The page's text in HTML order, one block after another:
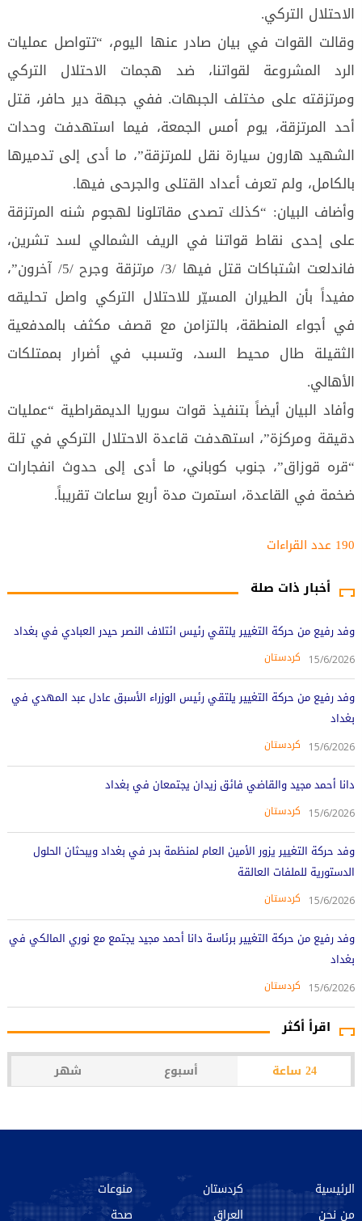
أخبار ذات صلة
وفد رفيع من حركة التغيير يلتقي رئيس ائتلاف النصر حيدر العبادي في بغداد
15/6/2026 کردستان
وفد رفيع من حركة التغيير يلتقي رئيس الوزراء الأسبق عادل عبد المهدي في
بغداد
15/6/2026 کردستان
دانا أحمد مجيد والقاضي فائق زيدان يجتمعان في بغداد
15/6/2026 کردستان
وفد حركة التغيير يزور الأمين العام لمنظمة بدر في بغداد ويبحثان الحلول
الدستورية للملفات العالقة
15/6/2026 کردستان
وفد رفيع من حركة التغيير برئاسة دانا أحمد مجيد يجتمع مع نوري المالكي في
بغداد
15/6/2026 کردستان
الاحتلال التركي.
وقالت القوات في بيان صادر عنها اليوم، “تتواصل عمليات
الرد المشروعة لقواتنا، ضد هجمات الاحتلال التركي
ومرتزقته على مختلف الجبهات. ففي جبهة دير حافر، قتل
أحد المرتزقة، يوم أمس الجمعة، فيما استهدفت وحدات
الشهيد هارون سيارة نقل للمرتزقة”، ما أدى إلى تدميرها
بالكامل، ولم تعرف أعداد القتلى والجرحى فيها.
وأضاف البيان: “كذلك تصدى مقاتلونا لهجوم شنه المرتزقة
على إحدى نقاط قواتنا في الريف الشمالي لسد تشرين،
فاندلعت اشتباكات قتل فيها /3/ مرتزقة وجرح /5/ آخرون”،
مفيداً بأن الطيران المسيّر للاحتلال التركي واصل تحليقه
في أجواء المنطقة، بالتزامن مع قصف مكثف بالمدفعية
الثقيلة طال محيط السد، وتسبب في أضرار بممتلكات
الأهالي.
وأفاد البيان أيضاً بتنفيذ قوات سوريا الديمقراطية “عمليات
دقيقة ومركزة”، استهدفت قاعدة الاحتلال التركي في تلة
“قره قوزاق”، جنوب كوباني، ما أدى إلى حدوث انفجارات
ضخمة في القاعدة، استمرت مدة أربع ساعات تقريباً.
190 عدد القراءات‌‌
اقرأ أكثر
24 ساعة أسبوع شهر
الرئيسية
من نحن‌
كردستان
العراق
منوعات
صحة